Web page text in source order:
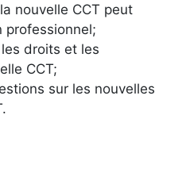
nouvelle CCT peut
professionnel;
droits et les
CCT;
sur les nouvelles